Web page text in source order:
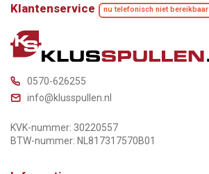
Klantenservice nu telefonisch niet bereikbaar
0570-626255
info@klusspullen.nl
KVK-nummer: 30220557
BTW-nummer: NL817317570B01